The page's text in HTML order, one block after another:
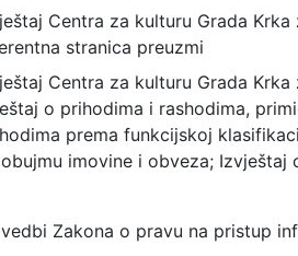
Centra za kulturu Grada Krka
stranica preuzmi
Centra za kulturu Grada Krka
o prihodima i rashodima,
prema funkcijskoj
imovine i obveza; Izvještaj
Zakona o pravu na pristup